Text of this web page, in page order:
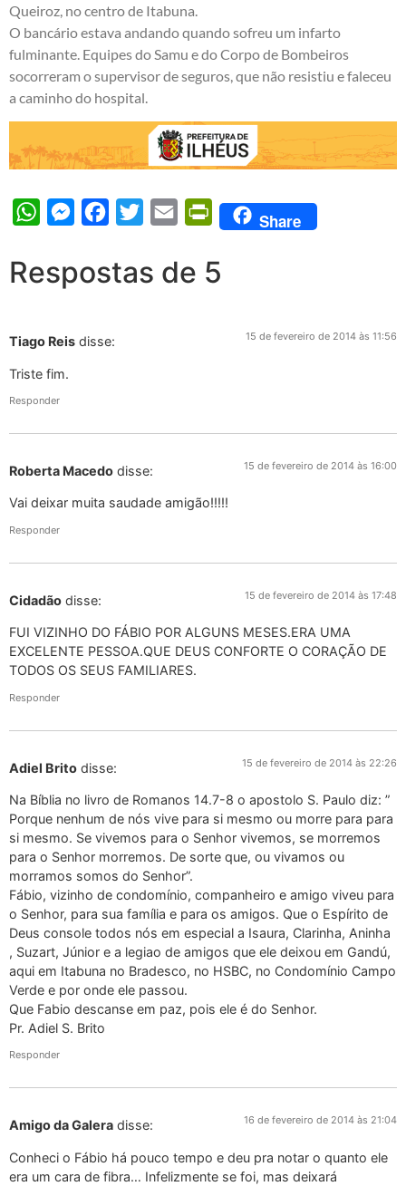
Queiroz, no centro de Itabuna.
O bancário estava andando quando sofreu um infarto
fulminante. Equipes do Samu e do Corpo de Bombeiros
socorreram o supervisor de seguros, que não resistiu e faleceu
a caminho do hospital.
WhatsAppMessengerFacebook
Twitter Email PrintFriendly
Share
Respostas de 5
Tiago Reis disse: 15 de fevereiro de 2014 às 11:56
Triste fim.
Responder
Roberta Macedo disse: 15 de fevereiro de 2014 às 16:00
Vai deixar muita saudade amigão!!!!!
Responder
Cidadão disse: 15 de fevereiro de 2014 às 17:48
FUI VIZINHO DO FÁBIO POR ALGUNS MESES.ERA UMA
EXCELENTE PESSOA.QUE DEUS CONFORTE O CORAÇÃO DE
TODOS OS SEUS FAMILIARES.
Responder
Adiel Brito disse: 15 de fevereiro de 2014 às 22:26
Na Bíblia no livro de Romanos 14.7-8 o apostolo S. Paulo diz: ”
Porque nenhum de nós vive para si mesmo ou morre para para
si mesmo. Se vivemos para o Senhor vivemos, se morremos
para o Senhor morremos. De sorte que, ou vivamos ou
morramos somos do Senhor”.
Fábio, vizinho de condomínio, companheiro e amigo viveu para
o Senhor, para sua família e para os amigos. Que o Espírito de
Deus console todos nós em especial a Isaura, Clarinha, Aninha
, Suzart, Júnior e a legiao de amigos que ele deixou em Gandú,
aqui em Itabuna no Bradesco, no HSBC, no Condomínio Campo
Verde e por onde ele passou.
Que Fabio descanse em paz, pois ele é do Senhor.
Pr. Adiel S. Brito
Responder
Amigo da Galera disse: 16 de fevereiro de 2014 às 21:04
Conheci o Fábio há pouco tempo e deu pra notar o quanto ele
era um cara de fibra… Infelizmente se foi, mas deixará